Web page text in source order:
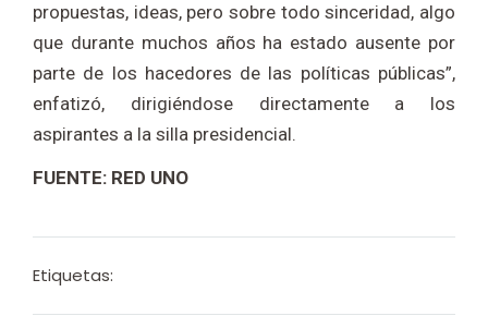
propuestas, ideas, pero sobre todo sinceridad, algo
que durante muchos años ha estado ausente por
parte de los hacedores de las políticas públicas”,
enfatizó, dirigiéndose directamente a los
aspirantes a la silla presidencial.
FUENTE: RED UNO
Etiquetas: